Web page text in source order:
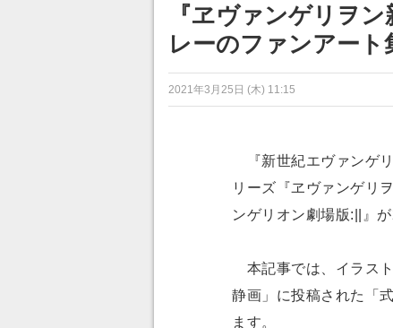
『ヱヴァンゲリヲ
レーのファンアート
2021年3月25日 (木) 11:15
『新世紀エヴァンゲ
リーズ『ヱヴァンゲリ
ンゲリオン劇場版:||』
本記事では、イラス
静画」に投稿された「
ます。